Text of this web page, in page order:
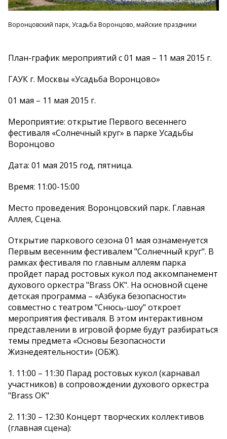
Воронцовский парк, Усадьба Воронцово, майские праздники
План-график мероприятий с 01 мая – 11 мая 2015 г.
ГАУК г. Москвы «Усадьба Воронцово»
01 мая – 11 мая 2015 г.
Мероприятие: открытие Первого весеннего
фестиваля «Солнечный круг» в парке Усадьбы
Воронцово
Дата: 01 мая 2015 год, пятница.
Время: 11:00-15:00
Место проведения: Воронцовский парк. Главная
Аллея, Сцена.
Открытие паркового сезона 01 мая ознаменуется
Первым весенним фестивалем "Солнечный круг". В
рамках фестиваля по главным аллеям парка
пройдет парад ростовых кукол под аккомпанемент
духового оркестра "Brass OK". На основной сцене
детская программа – «Азбука безопасности»
совместно с театром "Снюсь-шоу" откроет
мероприятия фестиваля. В этом интерактивном
представлении в игровой форме будут разбираться
темы предмета «Основы Безопасности
Жизнедеятельности» (ОБЖ).
1. 11:00 – 11:30 Парад ростовых кукол (карнавал
участников) в сопровождении духового оркестра
"Brass OK"
2. 11:30 – 12:30 Концерт творческих коллективов
(главная сцена):